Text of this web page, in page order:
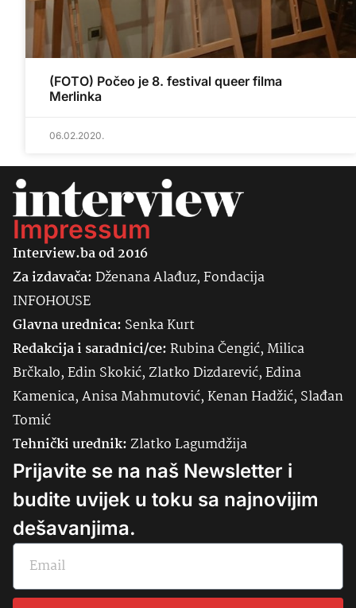
(FOTO) Počeo je 8. festival queer filma
Merlinka
06.02.2020.
Impressum
Interview.ba od 2016
Za izdavača:Dženana Alađuz, Fondacija
INFOHOUSE
Glavna urednica: SenkaKurt
Redakcija i saradnici/ce:Rubina Čengić, Milica
Brčkalo, Edin Skokić, Zlatko Dizdarević, Edina
Kamenica, Anisa Mahmutović, Kenan Hadžić, Slađan
Tomić
Tehnički urednik:Zlatko Lagumdžija
Prijavite se na naš Newsletter i
budite uvijek u toku sa najnovijim
dešavanjima.